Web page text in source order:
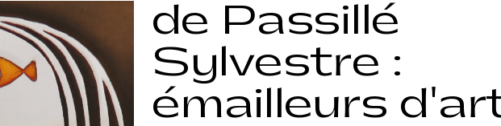
de Passillé
Sylvestre :
émailleurs